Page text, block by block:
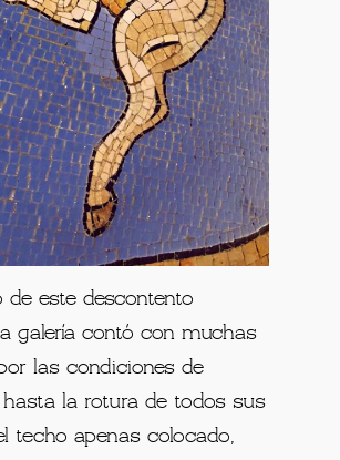
de este descontento
galería contó con muchas
las condiciones de
la rotura de todos sus
techo apenas colocado,